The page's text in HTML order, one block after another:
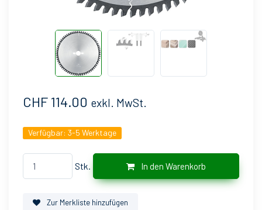
CHF 114.00 exkl. MwSt.
Verfügbar: 3-5 Werktage
Stk. In den Warenkorb
Zur Merkliste hinzufügen